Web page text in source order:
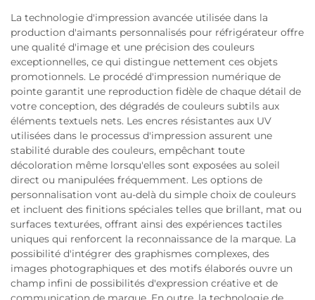
La technologie d'impression avancée utilisée dans la
production d'aimants personnalisés pour réfrigérateur offre
une qualité d'image et une précision des couleurs
exceptionnelles, ce qui distingue nettement ces objets
promotionnels. Le procédé d'impression numérique de
pointe garantit une reproduction fidèle de chaque détail de
votre conception, des dégradés de couleurs subtils aux
éléments textuels nets. Les encres résistantes aux UV
utilisées dans le processus d'impression assurent une
stabilité durable des couleurs, empêchant toute
décoloration même lorsqu'elles sont exposées au soleil
direct ou manipulées fréquemment. Les options de
personnalisation vont au-delà du simple choix de couleurs
et incluent des finitions spéciales telles que brillant, mat ou
surfaces texturées, offrant ainsi des expériences tactiles
uniques qui renforcent la reconnaissance de la marque. La
possibilité d'intégrer des graphismes complexes, des
images photographiques et des motifs élaborés ouvre un
champ infini de possibilités d'expression créative et de